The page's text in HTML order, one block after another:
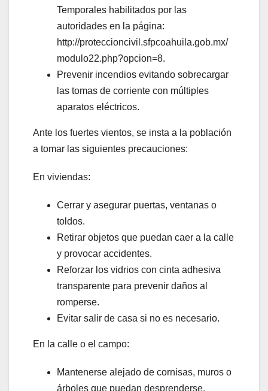
Temporales habilitados por las
autoridades en la página:
http://proteccioncivil.sfpcoahuila.gob.mx/
modulo22.php?opcion=8.
Prevenir incendios evitando sobrecargar
las tomas de corriente con múltiples
aparatos eléctricos.
Ante los fuertes vientos, se insta a la población
a tomar las siguientes precauciones:
En viviendas:
Cerrar y asegurar puertas, ventanas o
toldos.
Retirar objetos que puedan caer a la calle
y provocar accidentes.
Reforzar los vidrios con cinta adhesiva
transparente para prevenir daños al
romperse.
Evitar salir de casa si no es necesario.
En la calle o el campo:
Mantenerse alejado de cornisas, muros o
árboles que puedan desprenderse.